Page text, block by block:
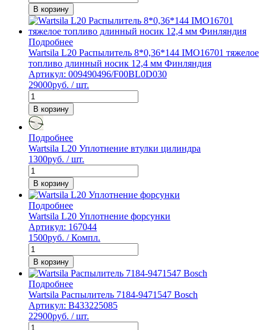
В корзину
Подробнее
Wartsila L20 Распылитель 8*0,36*144 IMO16701 тяжелое
топливо длинный носик 12,4 мм Финляндия
Артикул: 009490496/F00BL0D030
29000руб. / шт.
В корзину
Подробнее
Wartsila L20 Уплотнение втулки цилиндра
1300руб. / шт.
В корзину
Подробнее
Wartsila L20 Уплотнение форсунки
Артикул: 167044
1500руб. / Компл.
В корзину
Подробнее
Wartsila Распылитель 7184-9471547 Bosch
Артикул: B433225085
22900руб. / шт.